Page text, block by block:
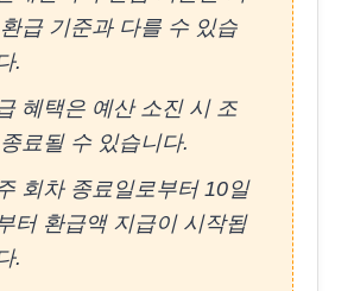
급 기준과 다를 수 있습
.
혜택은 예산 소진 시 조
료될 수 있습니다.
회차 종료일로부터 10일
터 환급액 지급이 시작됩
.